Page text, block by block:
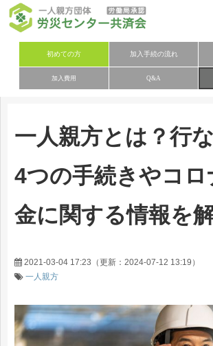
初めての方 加入手続の流れ
加入費用 Q&A
労災保険とは
労災保険の取りまとめ
加入費用
会社概要
お問い合わせ
一人親方とは？行
4つの手続きやコロ
金に関する情報を
2021-03-04 17:23 （更新： 2024-07-12 13:19 ）
一人親方